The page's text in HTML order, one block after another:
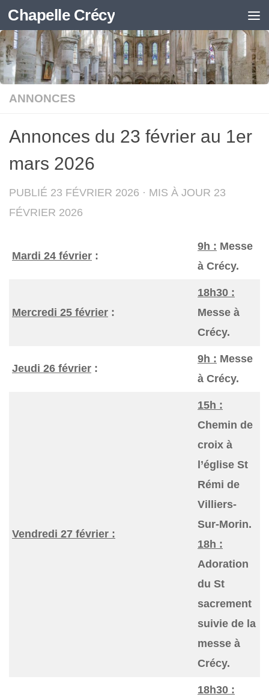
Skip to content
Chapelle Crécy
ANNONCES
Annonces du 23 février au 1er
mars 2026
PUBLIÉ 23 FÉVRIER 2026 · MIS À JOUR 23
FÉVRIER 2026
Mardi 24 février :
9h : Messe
à Crécy.
Mercredi 25 février :
18h30 :
Messe à
Crécy.
Jeudi 26 février :
9h : Messe
à Crécy.
Vendredi 27 février :
15h :
Chemin de
croix à
l’église St
Rémi de
Villiers-
Sur-Morin.
18h :
Adoration
du St
sacrement
suivie de la
messe à
Crécy.
18h30 :